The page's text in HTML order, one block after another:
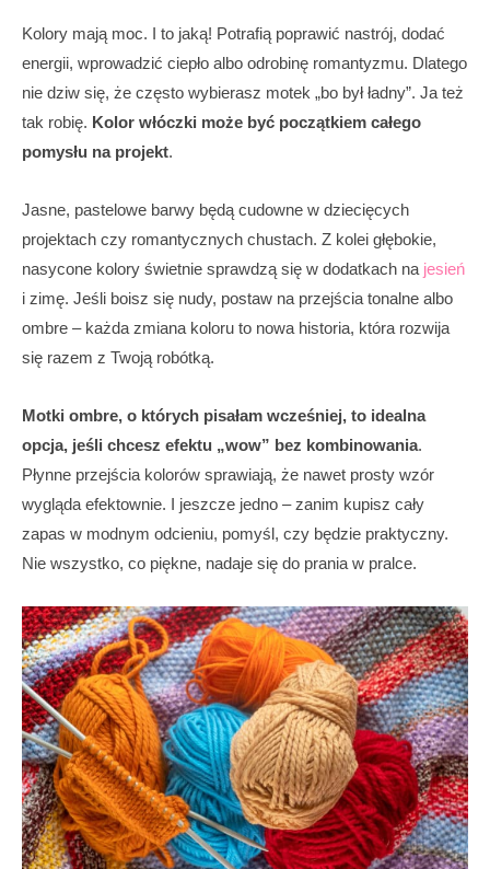
Kolory mają moc. I to jaką! Potrafią poprawić nastrój, dodać
energii, wprowadzić ciepło albo odrobinę romantyzmu. Dlatego
nie dziw się, że często wybierasz motek „bo był ładny”. Ja też
tak robię. Kolor włóczki może być początkiem całego
pomysłu na projekt.
Jasne, pastelowe barwy będą cudowne w dziecięcych
projektach czy romantycznych chustach. Z kolei głębokie,
nasycone kolory świetnie sprawdzą się w dodatkach na jesień
i zimę. Jeśli boisz się nudy, postaw na przejścia tonalne albo
ombre – każda zmiana koloru to nowa historia, która rozwija
się razem z Twoją robótką.
Motki ombre, o których pisałam wcześniej, to idealna
opcja, jeśli chcesz efektu „wow” bez kombinowania.
Płynne przejścia kolorów sprawiają, że nawet prosty wzór
wygląda efektownie. I jeszcze jedno – zanim kupisz cały
zapas w modnym odcieniu, pomyśl, czy będzie praktyczny.
Nie wszystko, co piękne, nadaje się do prania w pralce.